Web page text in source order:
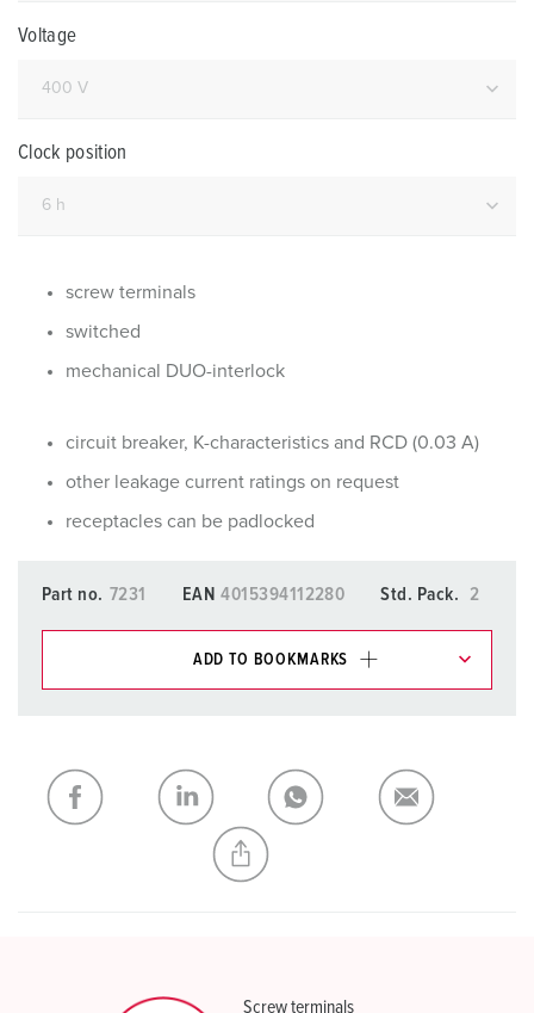
Voltage
Clock position
screw terminals
switched
mechanical DUO-interlock
circuit breaker, K-characteristics and RCD (0.03 A)
other leakage current ratings on request
receptacles can be padlocked
Part no. 7231 EAN 4015394112280 Std. Pack. 2
ADD TO BOOKMARKS
My list ADD
CREATE A NEW LIST
Screw terminals